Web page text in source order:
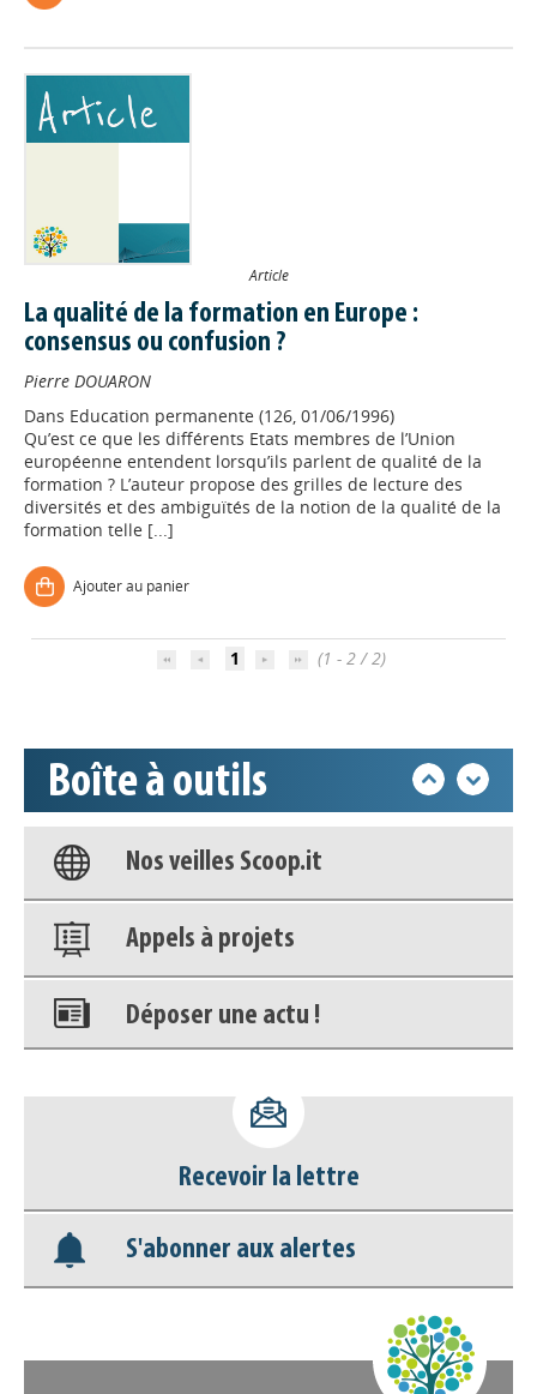
Article
La qualité de la formation en Europe :
consensus ou confusion ?
Pierre DOUARON
Dans Education permanente (126, 01/06/1996)
Qu’est ce que les différents Etats membres de l’Union
européenne entendent lorsqu’ils parlent de qualité de la
formation ? L’auteur propose des grilles de lecture des
diversités et des ambiguïtés de la notion de la qualité de la
formation telle [...]
Ajouter au panier
1 (1 - 2 / 2)
Boîte à outils
Appels à projets
Base documentaire
Nos veilles Scoop.it
Appels à projets
Déposer une actu !
déconnecter)
Base documentaire
Nos veilles Scoop.it
Recevoir la lettre
S'abonner aux alertes